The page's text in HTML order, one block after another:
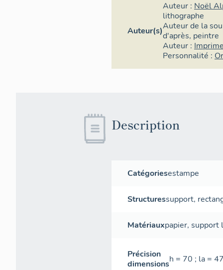
Auteur(s)
Auteur : Noël
lithographe
Auteur de la
d'après, peintre
Auteur :
Personnalité :
Description
Catégoriesestampe
Structuressupport,
Matériauxpapier, support
Précision
dimensionsh = 70 ; la =